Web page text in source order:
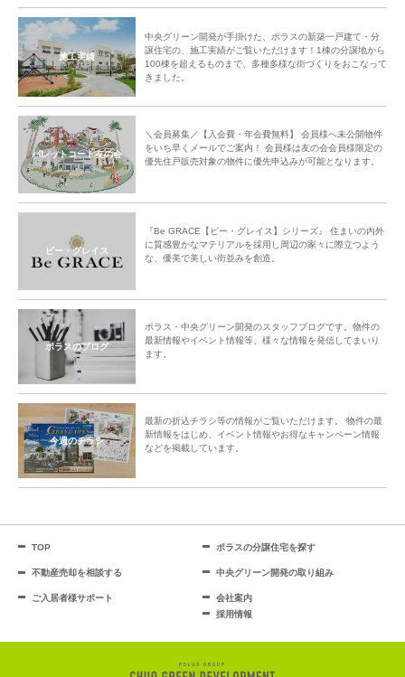
施工実績
中央グリーン開発が手掛けた、ポラスの新築一戸建て・分
譲住宅の、施工実績がご覧いただけます！1棟の分譲地から
100棟を超えるものまで、多種多様な街づくりをおこなって
きました。
パレットコート友の会
＼会員募集／【入会費・年会費無料】 会員様へ未公開物件
をいち早くメールでご案内！ 会員様は友の会会員様限定の
優先住戸販売対象の物件に優先申込みが可能となります。
ビー・グレイス
『Be GRACE【ビー・グレイス】シリーズ』 住まいの内外
に質感豊かなマテリアルを採用し周辺の家々に際立つよう
な、優美で美しい街並みを創造。
ポラスのブログ
ポラス・中央グリーン開発のスタッフブログです。物件の
最新情報やイベント情報等、様々な情報を発信してまいり
ます。
今週のチラシ
最新の折込チラシ等の情報がご覧いただけます。 物件の最
新情報をはじめ、イベント情報やお得なキャンペーン情報
などを掲載しています。
TOP ポラスの分譲住宅を探す
不動産売却を相談する 中央グリーン開発の取り組み
ご入居者様サポート
会社案内
採用情報